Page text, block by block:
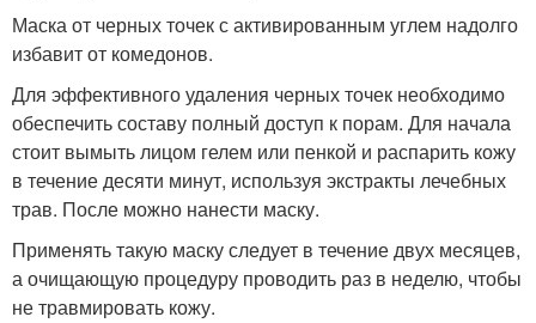
Маска от черных точек с активированным углем надолго
избавит от комедонов.
Для эффективного удаления черных точек необходимо
обеспечить составу полный доступ к порам. Для начала
стоит вымыть лицом гелем или пенкой и распарить кожу
в течение десяти минут, используя экстракты лечебных
трав. После можно нанести маску.
Применять такую маску следует в течение двух месяцев,
а очищающую процедуру проводить раз в неделю, чтобы
не травмировать кожу.